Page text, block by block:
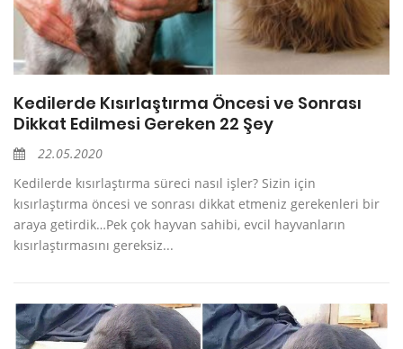
Kedilerde Kısırlaştırma Öncesi ve Sonrası
Dikkat Edilmesi Gereken 22 Şey
22.05.2020
Kedilerde kısırlaştırma süreci nasıl işler? Sizin için
kısırlaştırma öncesi ve sonrası dikkat etmeniz gerekenleri bir
araya getirdik…Pek çok hayvan sahibi, evcil hayvanların
kısırlaştırmasını gereksiz...